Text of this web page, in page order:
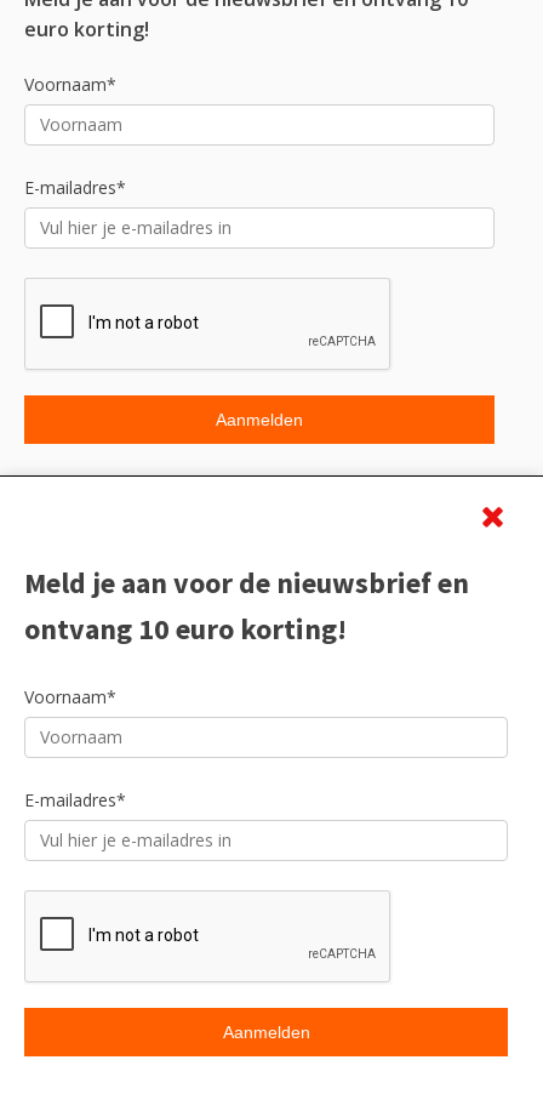
euro korting!
Voornaam*
E-mailadres*
Meld je aan voor de nieuwsbrief en
ontvang 10 euro korting!
Voornaam*
E-mailadres*